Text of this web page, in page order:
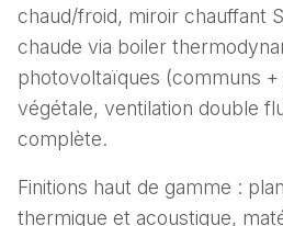
chaud/froid, miroir chauffant
chaude via boiler
photovoltaïques (communs
végétale, ventilation double
complète.
Finitions haut de gamme :
thermique et acoustique,